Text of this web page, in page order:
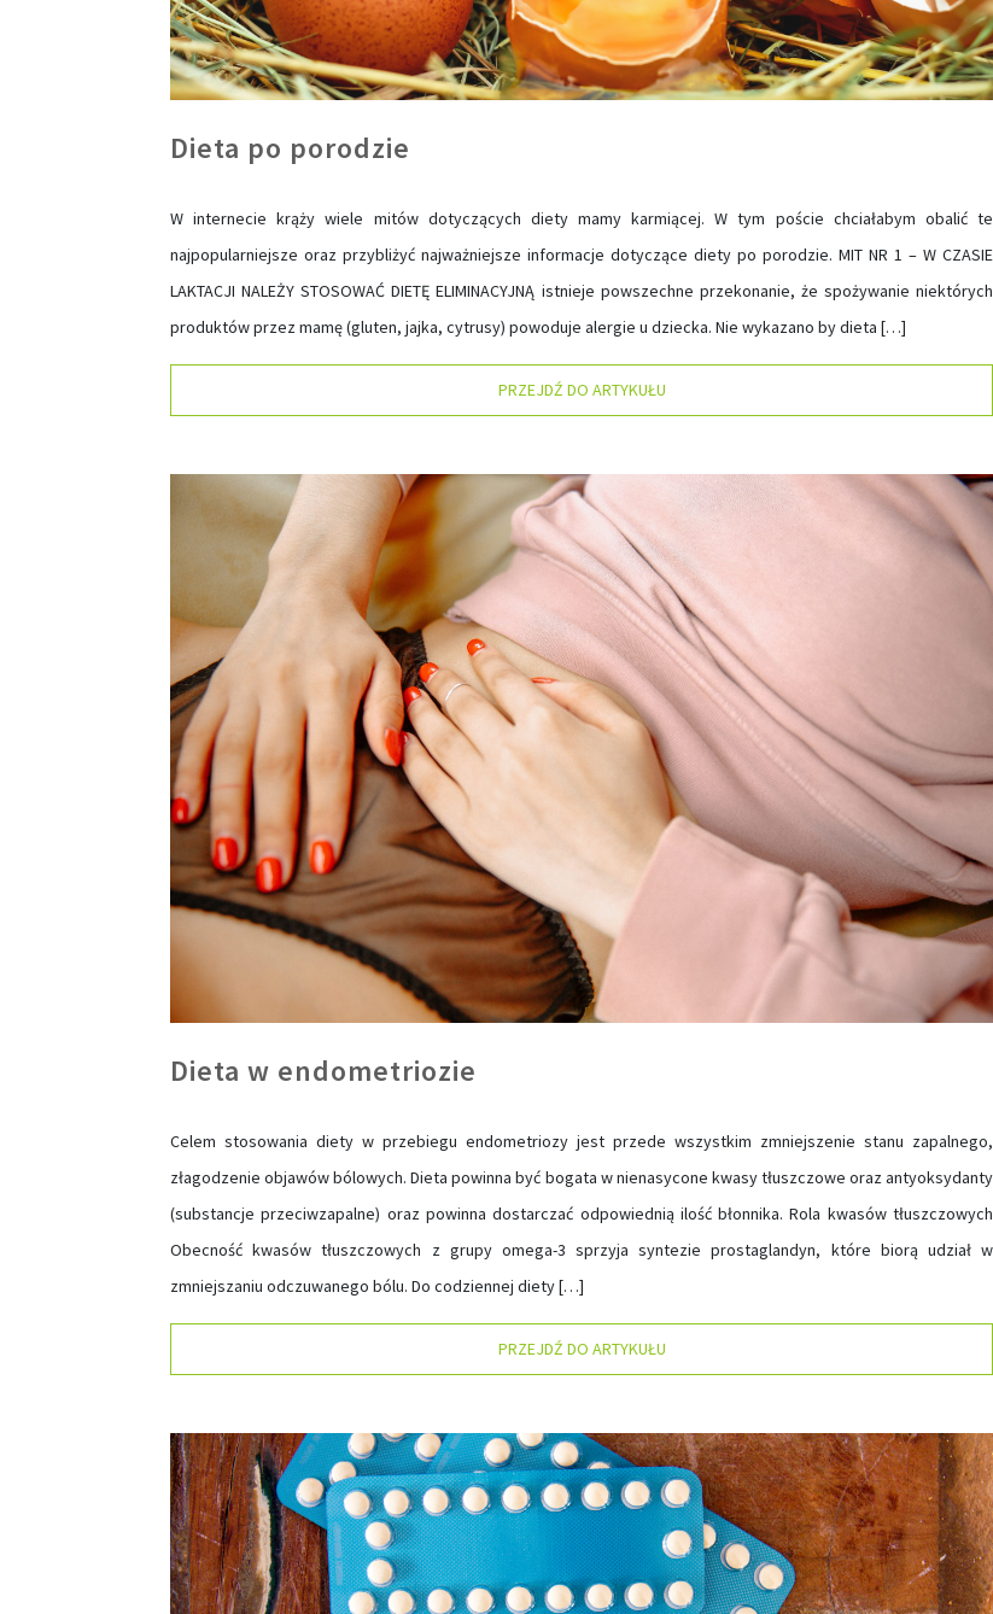
Dieta po porodzie
W internecie krąży wiele mitów dotyczących diety mamy karmiącej. W tym poście chciałabym obalić te
najpopularniejsze oraz przybliżyć najważniejsze informacje dotyczące diety po porodzie. MIT NR 1 – W CZASIE
LAKTACJI NALEŻY STOSOWAĆ DIETĘ ELIMINACYJNĄ istnieje powszechne przekonanie, że spożywanie niektórych
produktów przez mamę (gluten, jajka, cytrusy) powoduje alergie u dziecka. Nie wykazano by dieta […]
PRZEJDŹ DO ARTYKUŁU
Dieta w endometriozie
Celem stosowania diety w przebiegu endometriozy jest przede wszystkim zmniejszenie stanu zapalnego,
złagodzenie objawów bólowych. Dieta powinna być bogata w nienasycone kwasy tłuszczowe oraz antyoksydanty
(substancje przeciwzapalne) oraz powinna dostarczać odpowiednią ilość błonnika. Rola kwasów tłuszczowych
Obecność kwasów tłuszczowych z grupy omega-3 sprzyja syntezie prostaglandyn, które biorą udział w
zmniejszaniu odczuwanego bólu. Do codziennej diety […]
PRZEJDŹ DO ARTYKUŁU